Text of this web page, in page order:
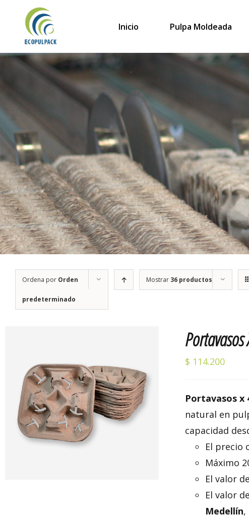
contenido
Inicio Pulpa Moldeada
Ordena por Orden
predeterminado
Mostrar 36 productos
Valorado
con5.00 de 5
AÑADIR AL CARRITO / DETALLES
Portavasos
$ 114.200
Portavasos x
natural en
capacidad
El precio
Máximo
El valor
El valor
Medellín,